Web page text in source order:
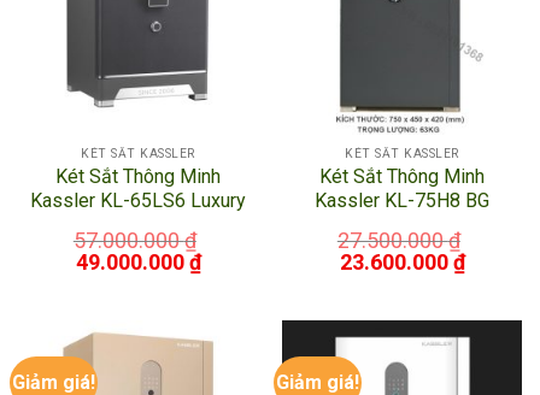
KÉT SẮT KASSLER
Két Sắt Thông Minh
Kassler KL-65LS6 Luxury
57.000.000₫
49.000.000₫
KÉT SẮT KASSLER
Két Sắt Thông Minh
Kassler KL-75H8 BG
27.500.000₫
23.600.000₫
Giảm giá! Giảm giá!